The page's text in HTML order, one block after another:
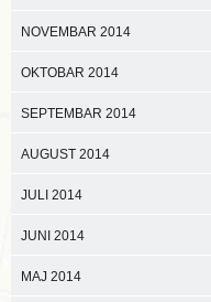
NOVEMBAR 2014
OKTOBAR 2014
SEPTEMBAR 2014
AUGUST 2014
JULI 2014
JUNI 2014
MAJ 2014